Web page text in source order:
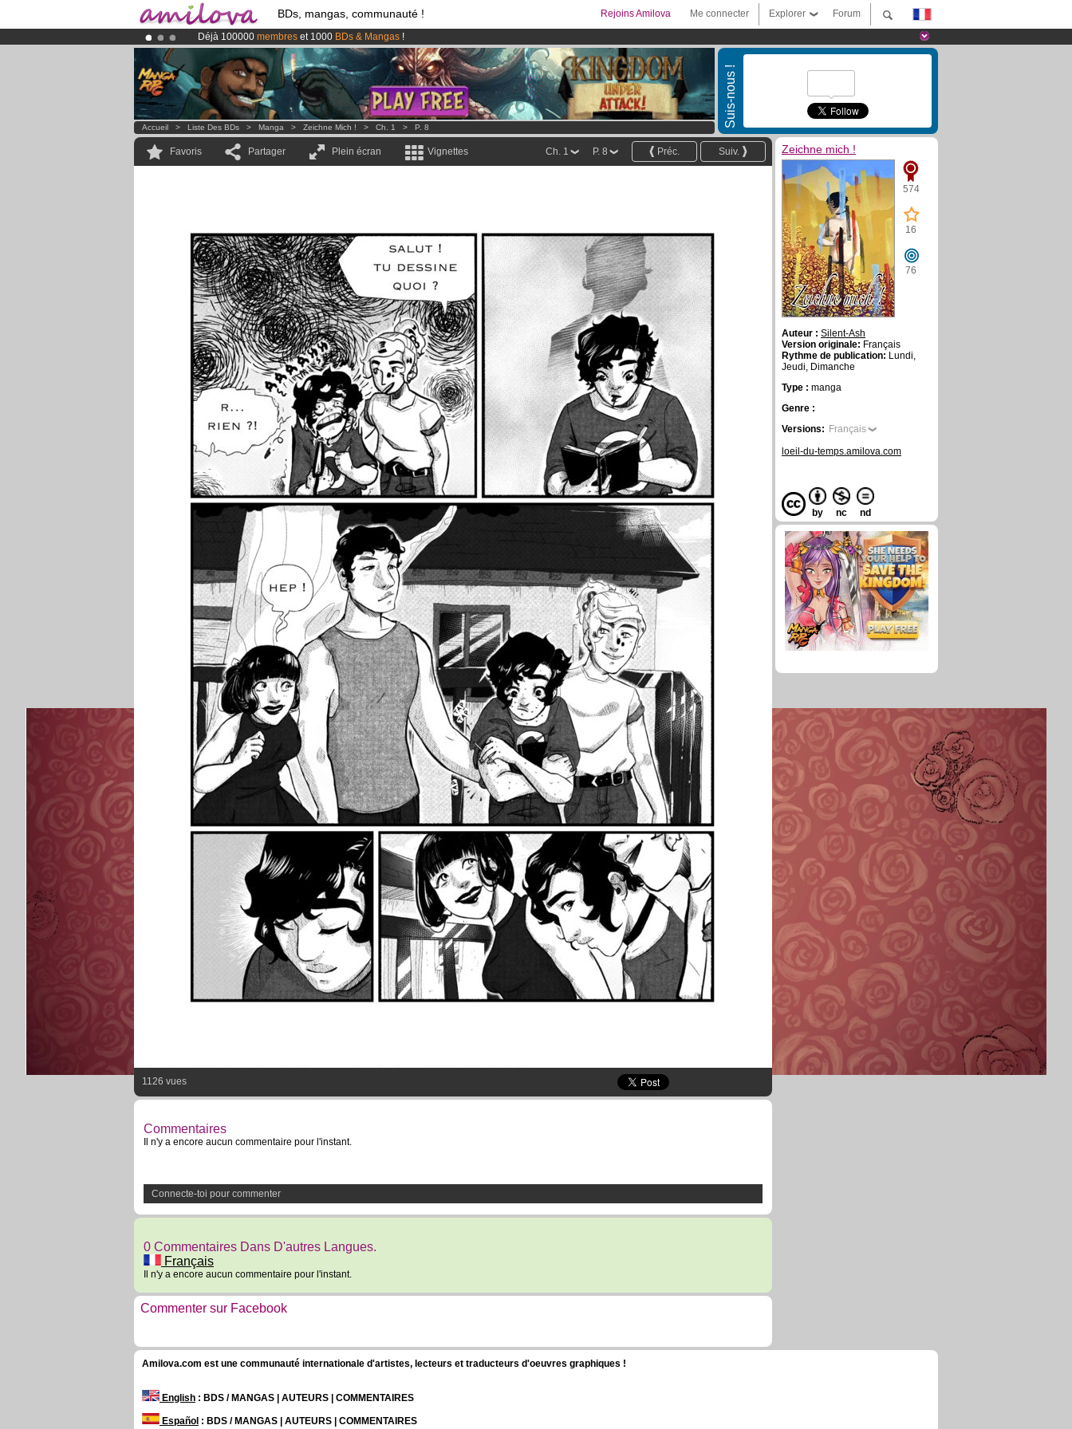
BDs, mangas, communauté ! Forum
Explorer
Me connecter
Rejoins Amilova
Déjà 100000 membres et 1000 BDs & Mangas !
LeKickstarter Amilova est désormais lancé!.
Abonnement premium: à partir de
3.95 eurospar mois !Clique ici pour t'abonner
Suis-nous !
Accueil > Liste Des BDs > Manga > Zeichne Mich ! > Ch. 1 > P. 8
Favoris Partager Plein écran Vignettes Suiv.
Préc.
P. 8
Ch. 1
1126 vues
Commentaires
Il n'y a encore aucun commentaire pour l'instant.
Connecte-toi pour commenter
0 Commentaires Dans D'autres Langues.
Français
Il n'y a encore aucun commentaire pour l'instant.
Commenter sur Facebook
Zeichne mich !
574
16
76
Auteur : Silent-Ash
Version originale: Français
Rythme de publication: Lundi,
Jeudi, Dimanche
Type : manga
Genre :
Versions: Français
loeil-du-temps.amilova.com
by nc nd
Amilova.com est une communauté internationale d'artistes, lecteurs et traducteurs d'oeuvres graphiques !
English : BDS / MANGAS | AUTEURS | COMMENTAIRES
Español : BDS / MANGAS | AUTEURS | COMMENTAIRES